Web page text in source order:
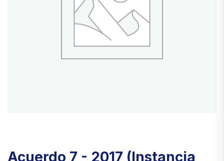
Acuerdo 7 - 2017 (Instancia